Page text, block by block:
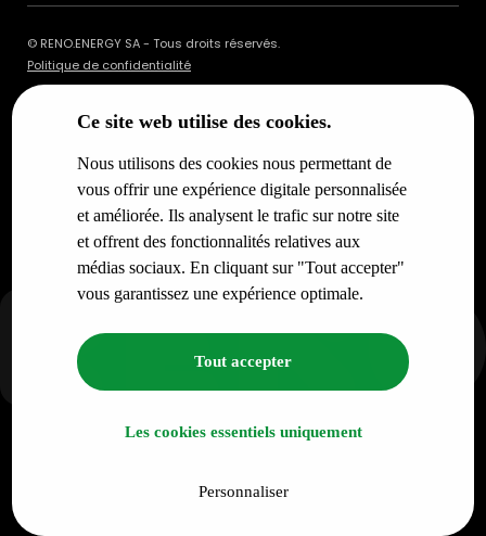
Ce site web utilise des cookies.
Nous utilisons des cookies nous permettant de
vous offrir une expérience digitale personnalisée
et améliorée. Ils analysent le trafic sur notre site
et offrent des fonctionnalités relatives aux
médias sociaux. En cliquant sur "Tout accepter"
vous garantissez une expérience optimale.
Tout accepter
Les cookies essentiels uniquement
Personnaliser
© RENO.ENERGY SA - Tous droits réservés.
Politique de confidentialité